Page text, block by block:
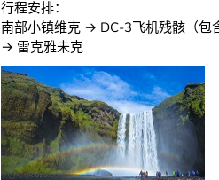
行程安排：
南部小镇维克 → DC-3飞机残骸（
→ 雷克雅未克